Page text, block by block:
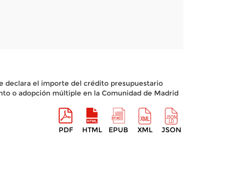
declara el importe del crédito presupuestario
o adopción múltiple en la Comunidad de Madrid
PDF HTML EPUB XML JSON